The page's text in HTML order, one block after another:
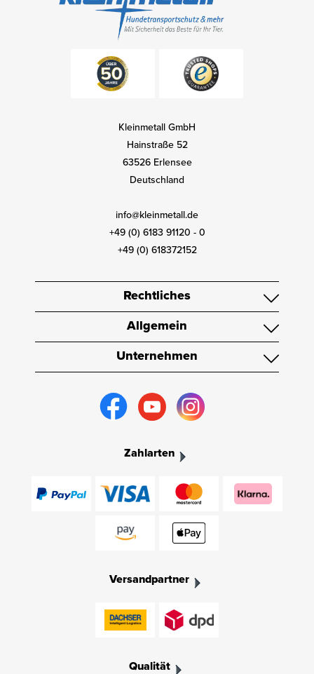
Kleinmetall GmbH
Hainstraße 52
63526 Erlensee
Deutschland
info@kleinmetall.de
+49 (0) 6183 91120 - 0
+49 (0) 618372152
Rechtliches
Allgemein
Unternehmen
Zahlarten
Versandpartner
Qualität